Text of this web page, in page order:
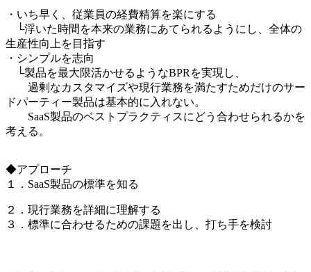
・いち早く、従業員の経費精算を楽にする
└浮いた時間を本来の業務にあてられるようにし、全体の
生産性向上を目指す
・シンプルを志向
└製品を最大限活かせるようなBPRを実現し、
過剰なカスタマイズや現行業務を満たすためだけのサー
ドパーティー製品は基本的に入れない。
SaaS製品のベストプラクティスにどう合わせられるかを
考える。
◆アプローチ
１．SaaS製品の標準を知る
２．現行業務を詳細に理解する
３．標準に合わせるための課題を出し、打ち手を検討